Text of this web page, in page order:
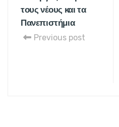
τους νέους και τα
Πανεπιστήμια
Previous post